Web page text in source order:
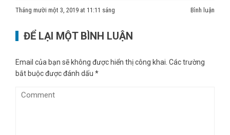
Tháng mười một 3, 2019 at 11:11 sáng Bình luận
ĐỂ LẠI MỘT BÌNH LUẬN
Email của bạn sẽ không được hiển thị công khai. Các trường
bắt buộc được đánh dấu *